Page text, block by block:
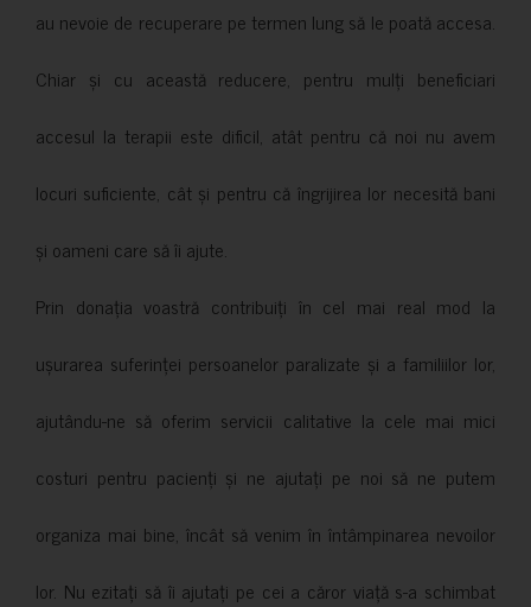
au nevoie de recuperare pe termen lung să le poată accesa.
Chiar și cu această reducere, pentru mulți beneficiari
accesul la terapii este dificil, atât pentru că noi nu avem
locuri suficiente, cât și pentru că îngrijirea lor necesită bani
și oameni care să îi ajute.
Prin donația voastră contribuiți în cel mai real mod la
ușurarea suferinței persoanelor paralizate și a familiilor lor,
ajutându-ne să oferim servicii calitative la cele mai mici
costuri pentru pacienți și ne ajutați pe noi să ne putem
organiza mai bine, încât să venim în întâmpinarea nevoilor
lor. Nu ezitați să îi ajutați pe cei a căror viață s-a schimbat